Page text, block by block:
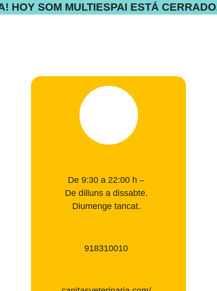
HOY SOM MULTIESPAI ESTÁ
De 9:30 a 22:00 h –
De dilluns a dissabte.
Diumenge tancat.
918310010